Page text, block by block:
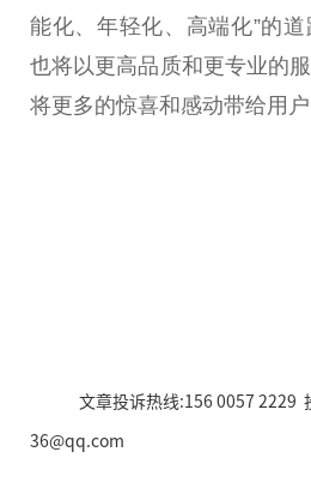
能化、年轻化、高端化”的
也将以更高品质和更专业的
将更多的惊喜和感动带给用户
文章投诉热线:156 0057 2229
36@qq.com